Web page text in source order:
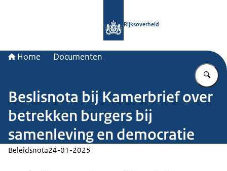
Rijksoverheid
Home Documenten
Beslisnota bij Kamerbrief over
betrekken burgers bij
samenleving en democratie
Beleidsnota24-01-2025